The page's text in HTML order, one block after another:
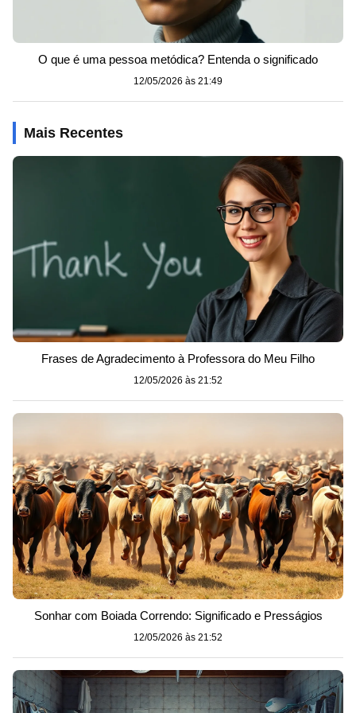
O que é uma pessoa metódica? Entenda o significado
12/05/2026 às 21:49
Mais Recentes
Frases de Agradecimento à Professora do Meu Filho
12/05/2026 às 21:52
Sonhar com Boiada Correndo: Significado e Presságios
12/05/2026 às 21:52